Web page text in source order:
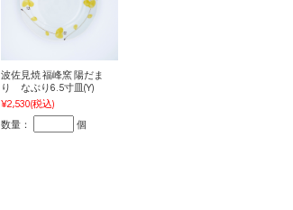
波佐見焼 福峰窯 陽だま
り なぶり6.5寸皿(Y)
¥2,530(税込)
数量： 個